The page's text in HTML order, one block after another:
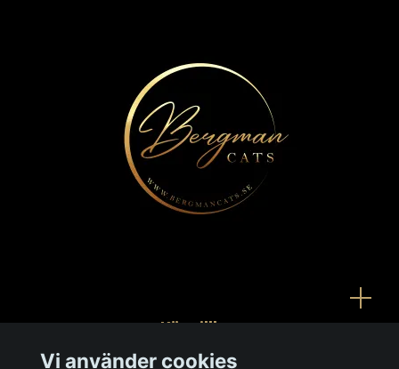
Köpvillkor
Kontakt
Vi använder cookies